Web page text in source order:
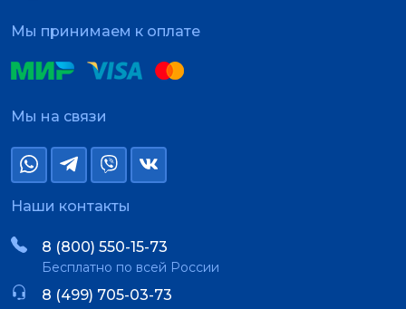
Мы принимаем к оплате
Мы на связи
Наши контакты
8 (800) 550-15-73
Бесплатно по всей России
8 (499) 705-03-73